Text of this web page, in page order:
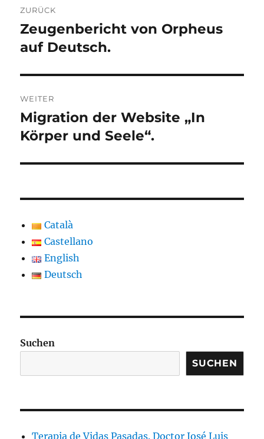
ZURÜCK
Vorheriger
Beitrag:
Zeugenbericht von Orpheus
auf Deutsch.
WEITER
Nächster
Beitrag:
Migration der Website „In
Körper und Seele“.
Català
Castellano
English
Deutsch
Suchen
SUCHEN
Terapia de Vidas Pasadas. Doctor José Luis